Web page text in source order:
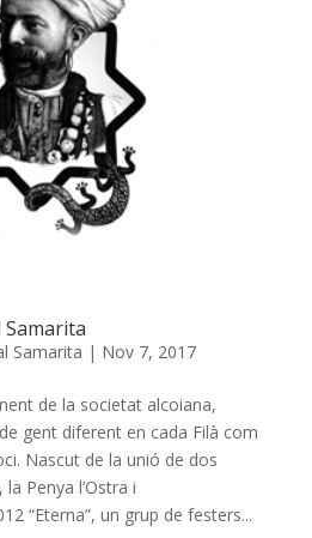
Samarita | Nov 7, 2017
de la societat alcoiana,
gent diferent en cada Filà com
Nascut de la unió de dos
Penya l’Ostra i
“Eterna”, un grup de festers...